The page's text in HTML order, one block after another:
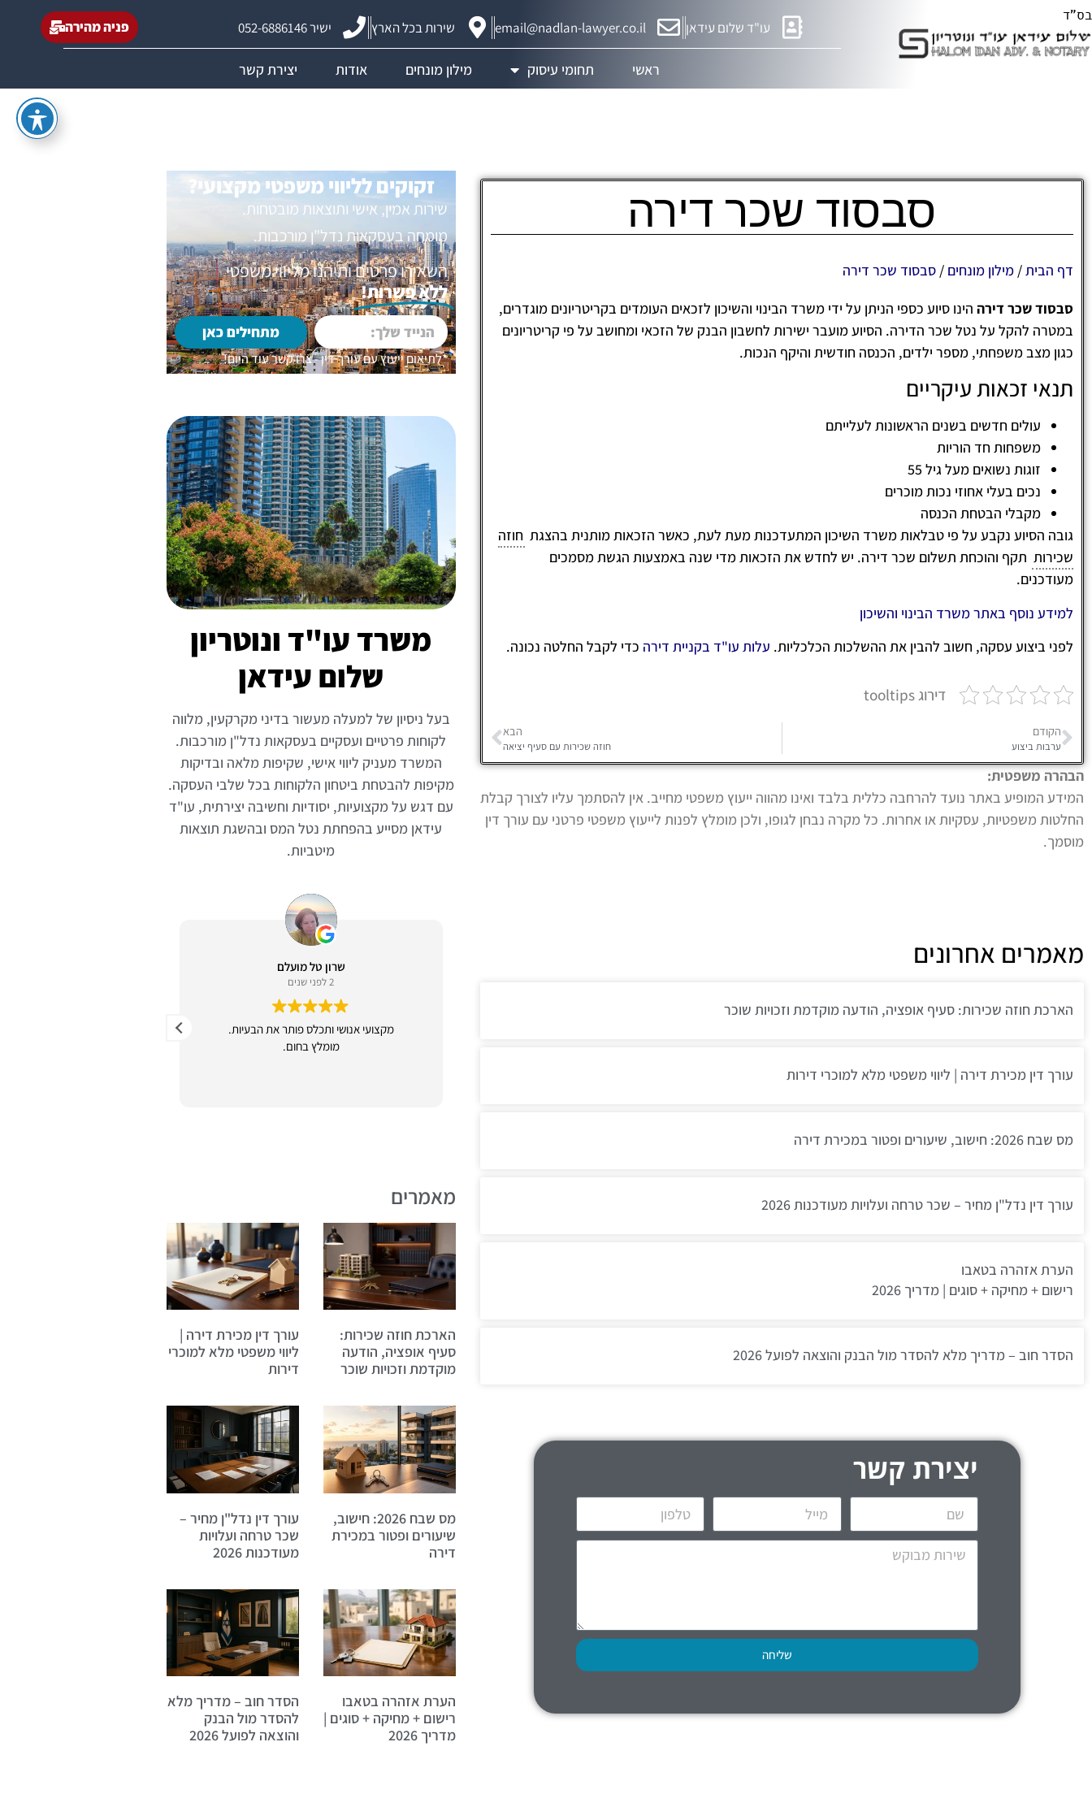
בס"ד
עו"ד שלום עידאן email@nadlan-lawyer.co.il שירות בכל הארץ ישיר 052-6886146 פניה מהירה
ראשי תחומי עיסוק מילון מונחים אודות יצירת קשר
סבסוד שכר דירה
דף הבית/ מילון מונחים / סבסוד שכר דירה
סבסוד שכר דירה הינו סיוע כספי הניתן על ידי משרד הבינוי והשיכון לזכאים העומדים בקריטריונים מוגדרים,
במטרה להקל על נטל שכר הדירה. הסיוע מועבר ישירות לחשבון הבנק של הזכאי ומחושב על פי קריטריונים
כגון מצב משפחתי, מספר ילדים, הכנסה חודשית והיקף הנכות.
תנאי זכאות עיקריים
עולים חדשים בשנים הראשונות לעלייתם
משפחות חד הוריות
זוגות נשואים מעל גיל 55
נכים בעלי אחוזי נכות מוכרים
מקבלי הבטחת הכנסה
גובה הסיוע נקבע על פי טבלאות משרד השיכון המתעדכנות מעת לעת, כאשר הזכאות מותנית בהצגת חוזה
שכירות תקף והוכחת תשלום שכר דירה. יש לחדש את הזכאות מדי שנה באמצעות הגשת מסמכים
מעודכנים.
למידע נוסף באתר משרד הבינוי והשיכון
לפני ביצוע עסקה, חשוב להבין את ההשלכות הכלכליות. עלות עו"ד בקניית דירה כדי לקבל החלטה נכונה.
דירוג tooltips
הקודם
ערבות ביצוע
הבא
חוזה שכירות עם סעיף יציאה
הבהרה משפטית:
המידע המופיע באתר נועד להרחבה כללית בלבד ואינו מהווה ייעוץ משפטי מחייב. אין להסתמך עליו לצורך קבלת
החלטות משפטיות, עסקיות או אחרות. כל מקרה נבחן לגופו, ולכן מומלץ לפנות לייעוץ משפטי פרטני עם עורך דין
מוסמך.
מאמרים אחרונים
הארכת חוזה שכירות: סעיף אופציה, הודעה מוקדמת וזכויות שוכר
עורך דין מכירת דירה | ליווי משפטי מלא למוכרי דירות
מס שבח 2026: חישוב, שיעורים ופטור במכירת דירה
עורך דין נדל"ן מחיר – שכר טרחה ועלויות מעודכנות 2026
הערת אזהרה בטאבו
רישום + מחיקה + סוגים | מדריך 2026
הסדר חוב – מדריך מלא להסדר מול הבנק והוצאה לפועל 2026
יצירת קשר
שליחה
זקוקים לליווי משפטי מקצועי?
שירות אמין, אישי ותוצאות מובטחות.
מומחה בעסקאות נדל"ן מורכבות.
השאירו פרטים ותיהנו מליווי משפטי
ללא פשרות!
מתחילים כאן
*לתיאום ייעוץ עם עורך דין - צרו קשר עוד היום!
משרד עו"ד ונוטריון
שלום עידאן
בעל ניסיון של למעלה מעשור בדיני מקרקעין, מלווה
לקוחות פרטיים ועסקיים בעסקאות נדל"ן מורכבות.
המשרד מעניק ליווי אישי, שקיפות מלאה ובדיקות
מקיפות להבטחת ביטחון הלקוחות בכל שלבי העסקה.
עם דגש על מקצועיות, יסודיות וחשיבה יצירתית, עו"ד
עידאן מסייע בהפחתת נטל המס ובהשגת תוצאות
מיטביות.
שרון טל מועלם
2 לפני שנים
מקצועי אנושי ותכלס פותר את הבעיות.
מומלץ בחום.
מאמרים
הארכת חוזה שכירות:
סעיף אופציה, הודעה
מוקדמת וזכויות שוכר
עורך דין מכירת דירה |
ליווי משפטי מלא למוכרי
דירות
מס שבח 2026: חישוב,
שיעורים ופטור במכירת
דירה
עורך דין נדל"ן מחיר –
שכר טרחה ועלויות
מעודכנות 2026
הערת אזהרה בטאבו
רישום + מחיקה + סוגים |
מדריך 2026
הסדר חוב – מדריך מלא
להסדר מול הבנק
והוצאה לפועל 2026